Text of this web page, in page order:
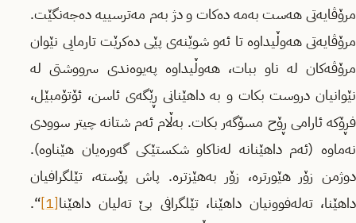
مرۆڤایه‌تی هه‌ست به‌مه‌ ده‌كات و دژ به‌م مه‌ترسییه‌ ده‌جه‌نگێت.
مرۆڤایه‌تی هه‌وڵیداوه‌ تا ئه‌و شوێنه‌ی پێی ده‌كرێت تارمایی نێوان
مرۆڤه‌كان له‌ ناو ببات، هه‌وڵیداوه‌ په‌یوه‌ندی سرووشتی له‌
نێوانیان دروست بكات و به‌ داهێنانی ڕێگه‌ی ئاسن، ئۆتۆمبێل،
فڕۆكه‌ ئارامی ڕۆح مسۆگه‌ر بكات. به‌ڵام ئه‌م شتانه‌ چیتر سوودی
نه‌ماوه‌ (ئه‌م داهێنانه‌ له‌ناكاو شكستێكی گه‌وره‌یان هێناوه‌).
دوژمن زۆر هێورتره‌، زۆر به‌هێزتره‌. پاش پۆسته‌، تێلگرافیان
داهێنا، ته‌له‌فوونیان داهێنا، تێلگرافی بێ ته‌لیان داهێنا[1]
“.